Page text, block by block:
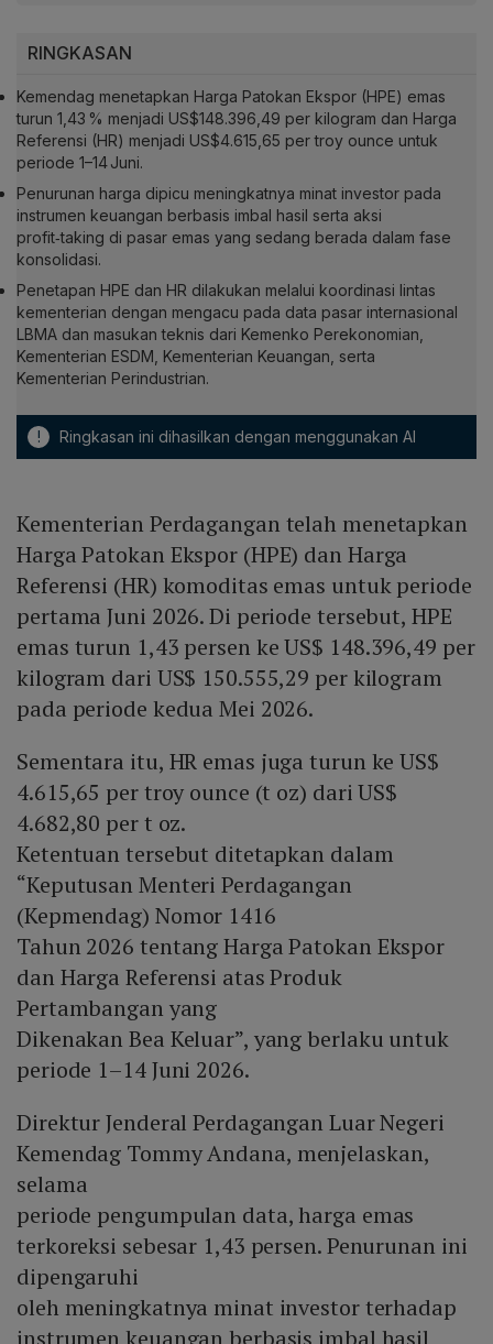
RINGKASAN
Kemendag menetapkan Harga Patokan Ekspor (HPE) emas
turun 1,43 % menjadi US$148.396,49 per kilogram dan Harga
Referensi (HR) menjadi US$4.615,65 per troy ounce untuk
periode 1–14 Juni.
Penurunan harga dipicu meningkatnya minat investor pada
instrumen keuangan berbasis imbal hasil serta aksi
profit‑taking di pasar emas yang sedang berada dalam fase
konsolidasi.
Penetapan HPE dan HR dilakukan melalui koordinasi lintas
kementerian dengan mengacu pada data pasar internasional
LBMA dan masukan teknis dari Kemenko Perekonomian,
Kementerian ESDM, Kementerian Keuangan, serta
Kementerian Perindustrian.
! Ringkasan ini dihasilkan dengan menggunakan AI
Kementerian Perdagangan telah menetapkan
Harga Patokan Ekspor (HPE) dan Harga
Referensi (HR) komoditas emas untuk periode
pertama Juni 2026. Di periode tersebut, HPE
emas turun 1,43 persen ke US$ 148.396,49 per
kilogram dari US$ 150.555,29 per kilogram
pada periode kedua Mei 2026.
Sementara itu, HR emas juga turun ke US$
4.615,65 per troy ounce (t oz) dari US$
4.682,80 per t oz.
Ketentuan tersebut ditetapkan dalam
“Keputusan Menteri Perdagangan
(Kepmendag) Nomor 1416
Tahun 2026 tentang Harga Patokan Ekspor
dan Harga Referensi atas Produk
Pertambangan yang
Dikenakan Bea Keluar”, yang berlaku untuk
periode 1–14 Juni 2026.
Direktur Jenderal Perdagangan Luar Negeri
Kemendag Tommy Andana, menjelaskan,
selama
periode pengumpulan data, harga emas
terkoreksi sebesar 1,43 persen. Penurunan ini
dipengaruhi
oleh meningkatnya minat investor terhadap